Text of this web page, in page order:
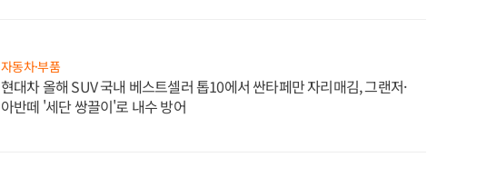
자동차·부품
현대차 올해 SUV 국내 베스트셀러 톱10에서 싼타페만 자리매김, 그랜저·
아반떼 '세단 쌍끌이'로 내수 방어